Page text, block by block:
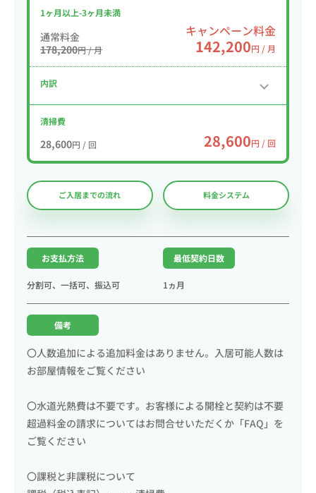
1ヶ月以上-3ヶ月未満
通常料金
178,200円 / 月
キャンペーン料金
142,200円 / 月
内訳
清掃費
28,600円 / 回 28,600円 / 回
ご入居までの流れ 料金システム
お支払方法
分割可、一括可、振込可
最低契約日数
1ヵ月
備考
〇人数追加による追加料金はありません。入居可能人数は
お部屋情報をご覧ください
〇水道光熱費は不要です。お客様による開栓と契約は不要
超過料金の請求についてはお問合せいただくか「FAQ」を
ご覧ください
〇課税と非課税について